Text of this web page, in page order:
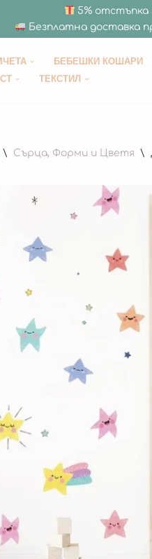
5% отстъпка
Безплатна доставка
БЕБЕШКИ КОШАРИ
ТЕКСТИЛ
\ Сърца, Форми и Цветя \